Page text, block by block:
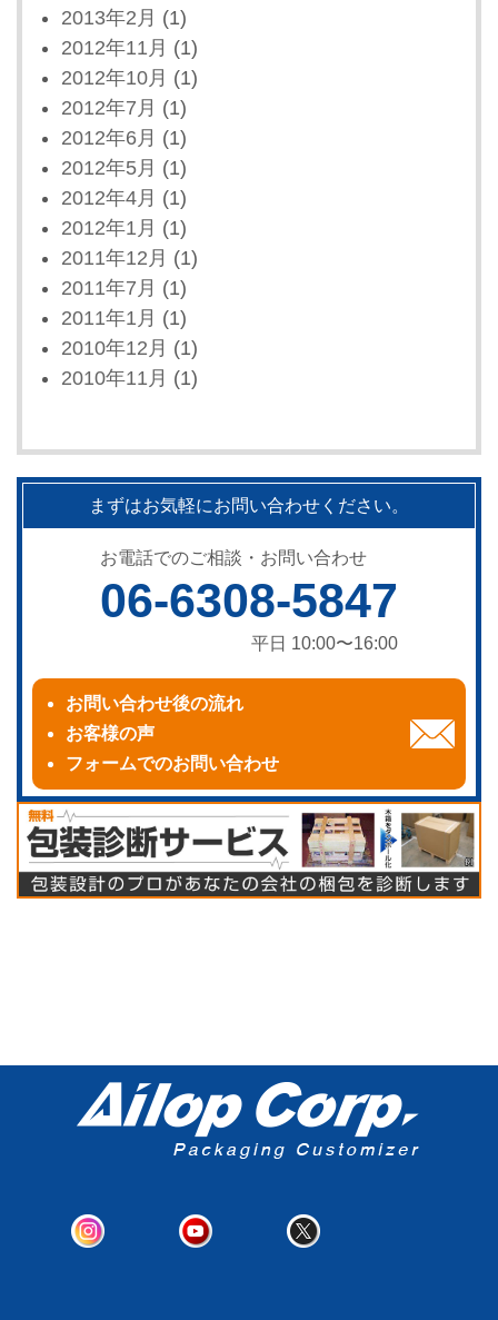
2013年2月 (1)
2012年11月 (1)
2012年10月 (1)
2012年7月 (1)
2012年6月 (1)
2012年5月 (1)
2012年4月 (1)
2012年1月 (1)
2011年12月 (1)
2011年7月 (1)
2011年1月 (1)
2010年12月 (1)
2010年11月 (1)
まずはお気軽にお問い合わせください。
お電話でのご相談・お問い合わせ
06-6308-5847
平日 10:00〜16:00
お問い合わせ後の流れ
お客様の声
フォームでのお問い合わせ